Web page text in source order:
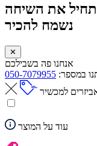
את השיחה
נשמח להכיר
✕
אנחנו פה בשבילכם
במספר: 050-7079955
למכשיר
עוד על המוצר